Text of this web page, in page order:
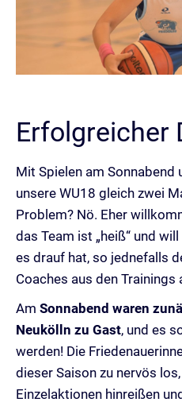
Erfolgreicher
Mit Spielen am
unsere WU18 gleich zwei
Problem? Nö. Eher
das Team ist „heiß“ und
es drauf hat, so jednefalls
Coaches aus den Trainings
Am Sonnabend waren
Neukölln zu Gast, und es
werden! Die
dieser Saison zu nervös
Einzelaktionen hinreißen